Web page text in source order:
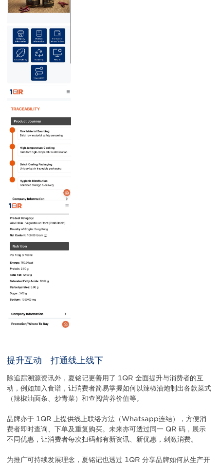
提升互动 打通线上线下
除追踪溯源资讯外，夏铭记更善用了 1QR 全面提升与消费者的互
动，例如加入食谱，让消费者简易掌握如何以辣椒油炮制出各款菜式
（辣椒油面条、炒青菜）和查阅营养价值等。
品牌亦于 1QR 上提供线上联络方法（Whatsapp连结），方便消
费者即时查询、下单及重复购买。未来亦可透过同一 QR 码，展示
不同优惠，让消费者每次扫码都有新资讯、新优惠，刺激消费。
为推广可持续发展理念，夏铭记也透过 1QR 分享品牌如何从生产开